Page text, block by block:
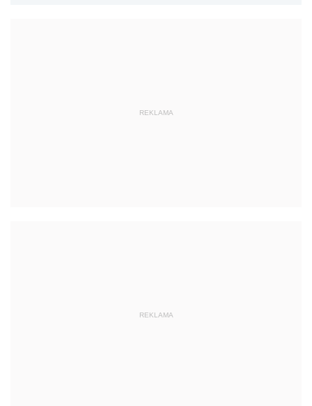
REKLAMA
REKLAMA